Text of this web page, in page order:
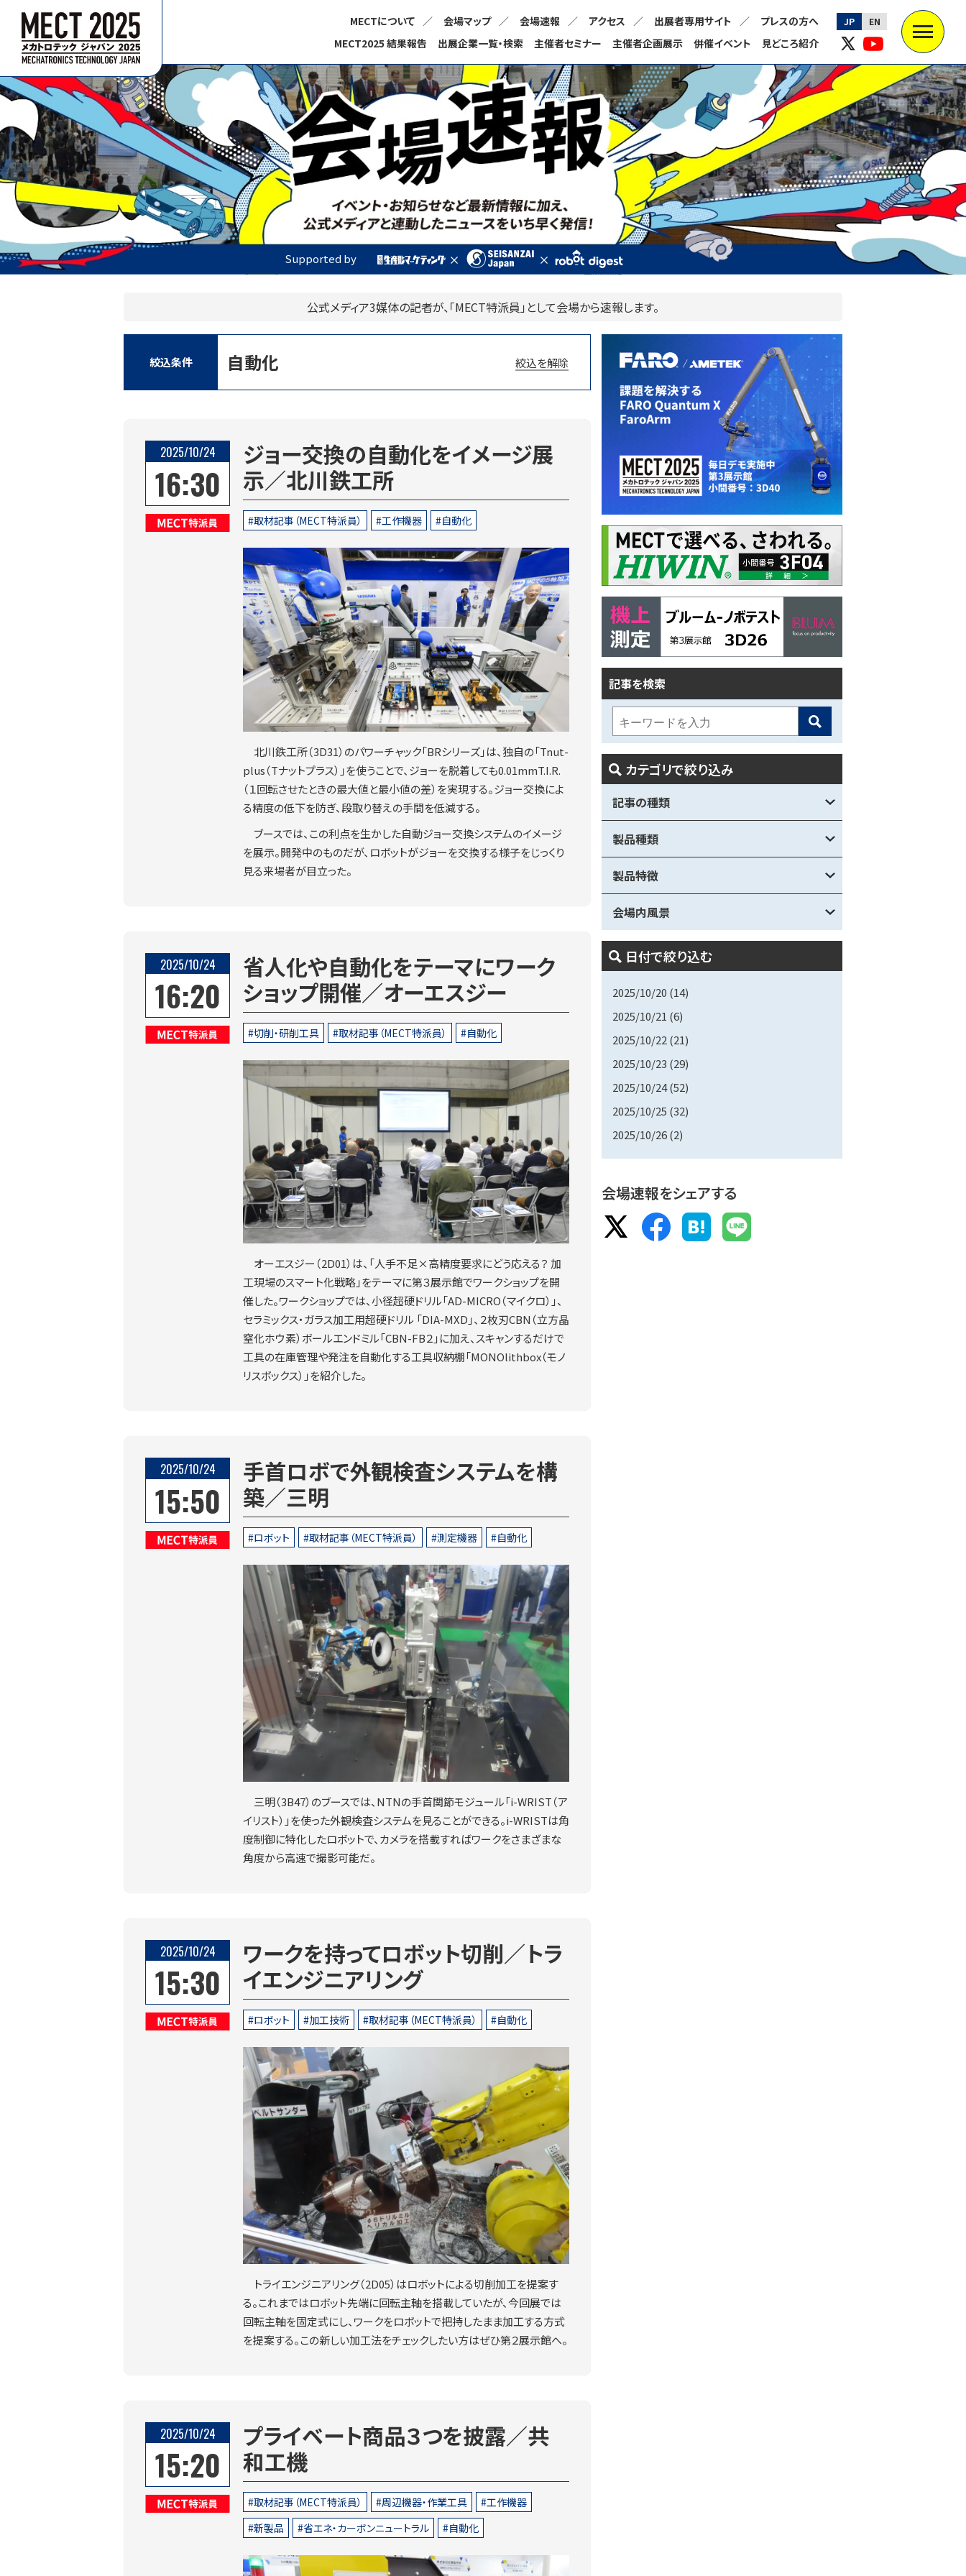
MECTについて 会場マップ 会場速報 アクセス 出展者専用サイト
プレスの方へ
MECT2025 結果報告
出展企業一覧・検索 主催者セミナー 主催者企画展示 併催イベント 見どころ紹介
JP EN
Supported by
公式メディア3媒体の記者が、「MECT特派員」として会場から速報します。
絞込条件 自動化 絞込を解除
2025/10/24
16:30
MECT特派員
ジョー交換の自動化をイメージ展
示／北川鉄工所
取材記事（MECT特派員） 工作機器 自動化
北川鉄工所（3D31）のパワーチャック「BRシリーズ」は、独自の「Tnut-
plus（Tナットプラス）」を使うことで、ジョーを脱着しても0.01mmT.I.R.
（１回転させたときの最大値と最小値の差）を実現する。ジョー交換によ
る精度の低下を防ぎ、段取り替えの手間を低減する。
ブースでは、この利点を生かした自動ジョー交換システムのイメージ
を展示。開発中のものだが、ロボットがジョーを交換する様子をじっくり
見る来場者が目立った。
2025/10/24
16:20
MECT特派員
省人化や自動化をテーマにワーク
ショップ開催／オーエスジー
切削・研削工具 取材記事（MECT特派員） 自動化
オーエスジー（2D01）は、「人手不足×高精度要求にどう応える？ 加
工現場のスマート化戦略」をテーマに第３展示館でワークショップを開
催した。ワークショップでは、小径超硬ドリル「AD-MICRO（マイクロ）」、
セラミックス・ガラス加工用超硬ドリル 「DIA-MXD」、２枚刃CBN（立方晶
窒化ホウ素）ボールエンドミル「CBN-FB２」に加え、スキャンするだけで
工具の在庫管理や発注を自動化する工具収納棚「MONOlithbox（モノ
リスボックス）」を紹介した。
2025/10/24
15:50
MECT特派員
手首ロボで外観検査システムを構
築／三明
ロボット 取材記事（MECT特派員） 測定機器 自動化
三明（3B47）のブースでは、NTNの手首関節モジュール「i-WRIST（ア
イリスト）」を使った外観検査システムを見ることができる。i-WRISTは角
度制御に特化したロボットで、カメラを搭載すればワークをさまざまな
角度から高速で撮影可能だ。
2025/10/24
15:30
MECT特派員
ワークを持ってロボット切削／トラ
イエンジニアリング
ロボット 加工技術 取材記事（MECT特派員） 自動化
トライエンジニアリング（2D05）はロボットによる切削加工を提案す
る。これまではロボット先端に回転主軸を搭載していたが、今回展では
回転主軸を固定式にし、ワークをロボットで把持したまま加工する方式
を提案する。この新しい加工法をチェックしたい方はぜひ第２展示館へ。
2025/10/24
15:20
MECT特派員
プライベート商品３つを披露／共
和工機
取材記事（MECT特派員） 周辺機器・作業工具
工作機器
新製品
省エネ・カーボンニュートラル 自動化
記事を検索
カテゴリで絞り込み
記事の種類
製品種類
製品特徴
会場内風景
日付で絞り込む
2025/10/20 (14)
2025/10/21 (6)
2025/10/22 (21)
2025/10/23 (29)
2025/10/24(52)
2025/10/25 (32)
2025/10/26(2)
会場速報をシェアする